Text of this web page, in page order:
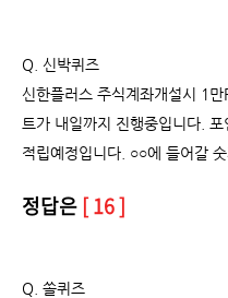
Q. 신박퀴즈
신한플러스 주식계좌개설시 1
트가 내일까지 진행중입니다.
적립예정입니다. ○○에 들어갈
정답은 [ 16 ]
Q. 쏠퀴즈